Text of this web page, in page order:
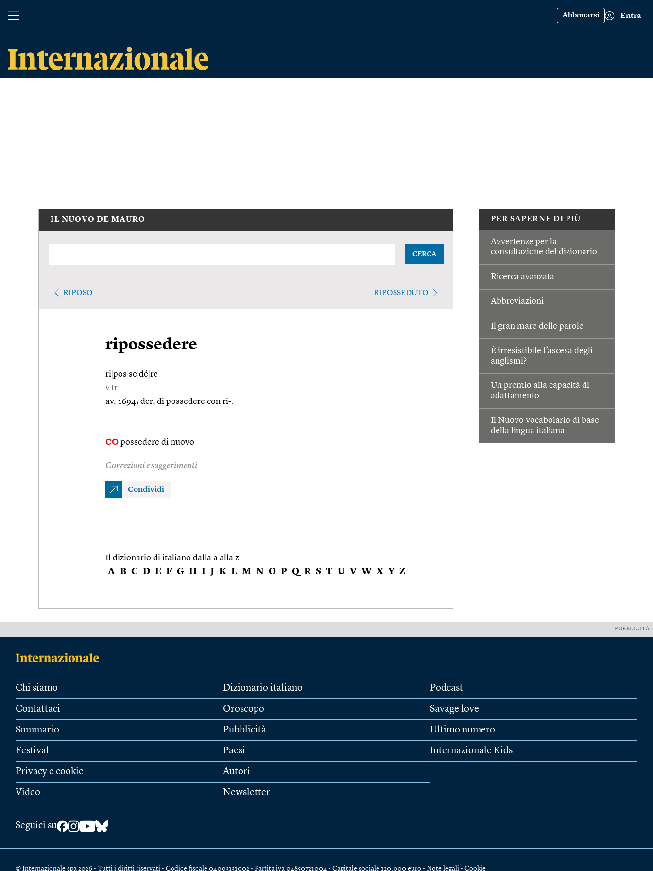
Abbonarsi Entra
PER SAPERNE DI PIÙ
Avvertenze per la
consultazione del dizionario
Ricerca avanzata
Abbreviazioni
Il gran mare delle parole
È irresistibile l’ascesa degli
anglismi?
Un premio alla capacità di
adattamento
Il Nuovo vocabolario di base
della lingua italiana
IL NUOVO DE MAURO
CERCA
RIPOSO RIPOSSEDUTO
ripossedere
ri pos se dé re
v.tr.
av. 1694; der. di possedere con ri-.
CO possedere di nuovo
Correzioni e suggerimenti
Condividi
Il dizionario di italiano dalla a alla z
A B C D E F G H I J K L M N O P Q R S T U V W X Y Z
PUBBLICITÀ
Chi siamo
Contattaci
Sommario
Festival
Privacy e cookie
Video
Dizionario italiano
Oroscopo
Pubblicità
Paesi
Autori
Newsletter
Podcast
Savage love
Ultimo numero
Internazionale Kids
Seguici su
© Internazionale spa 2026 • Tutti i diritti riservati • Codice fiscale 04003131002 • Partita iva 04850721004 • Capitale sociale 120.000 euro • Note legali • Cookie